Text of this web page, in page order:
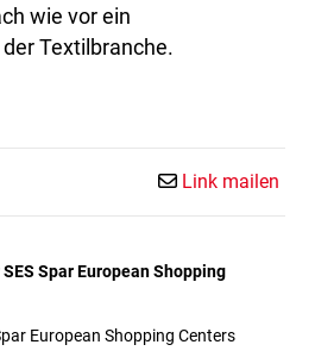
wie vor ein
Textilbranche.
Link mailen
Spar European Shopping
European Shopping Centers